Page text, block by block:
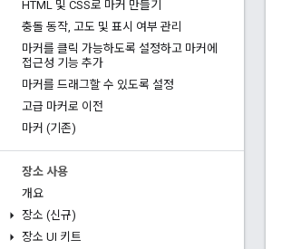
HTML 및 CSS로 마커 만들기
충돌 동작, 고도 및 표시 여부 관리
마커를 클릭 가능하도록 설정하고 마커에
접근성 기능 추가
마커를 드래그할 수 있도록 설정
고급 마커로 이전
마커 (기존)
장소 사용
개요
장소 (신규)
장소 UI 키트